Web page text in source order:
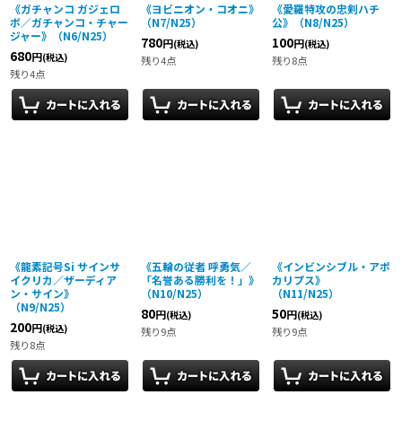
《ガチャンコ ガジェロ
ボ／ガチャンコ・チャー
ジャー》（N6/N25）
680円(税込)
残り4点
《ヨビニオン・コオニ》
（N7/N25）
780円(税込)
残り4点
《愛羅特攻の忠剣ハチ
公》（N8/N25）
100円(税込)
残り8点
《龍素記号Si サインサ
イクリカ／ザーディア
ン・サイン》
（N9/N25）
200円(税込)
残り8点
《五輪の従者 呼勇気／
「名誉ある勝利を！」》
（N10/N25）
80円(税込)
残り9点
《インビンシブル・アポ
カリプス》
（N11/N25）
50円(税込)
残り9点